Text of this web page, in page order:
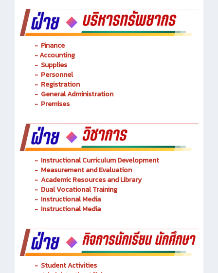
- Finance
- Accounting
- Supplies
- Personnel
- Registration
- General Administration
- Instructional Curriculum Development
- Measurement and Evaluation
- Academic Resources and Library
- Dual Vocational Training
- Instructional Media